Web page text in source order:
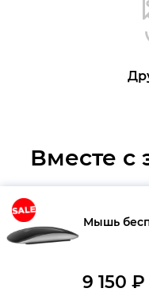
Вместе с
Мышь
9 150 ₽